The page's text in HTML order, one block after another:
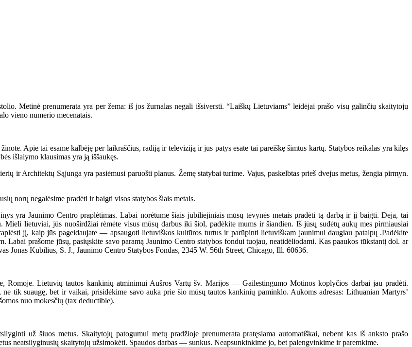
Metinė prenumerata yra per žema: iš jos žurnalas negali išsiversti. “Laiškų Lietuviams” leidėjai prašo visų galinčių skaitytojų
vieno numerio mecenatais.
Apie tai esame kalbėję per laikraščius, radiją ir televiziją ir jūs patys esate tai pareiškę šimtus kartų. Statybos reikalas yra kilęs
išlaiymo klausimas yra ją iššaukęs.
ir Architektų Sąjunga yra pasiėmusi paruošti planus. Žemę statybai turime. Vajus, paskelbtas prieš dvejus metus, žengia pirmyn.
norų negalėsime pradėti ir baigti visos statybos šiais metais.
yra Jaunimo Centro praplėtimas. Labai norėtume šiais jubiliejiniais mūsų tėvynės metais pradėti tą darbą ir jį baigti. Deja, tai
lietuviai, jūs nuoširdžiai rėmėte visus mūsų darbus iki šiol, padėkite mums ir šiandien. Iš jūsų sudėtų aukų mes pirmiausiai
jį, kaip jūs pageidaujate — apsaugoti lietuviškos kultūros turtus ir parūpinti lietuviškam jaunimui daugiau patalpų .Padėkite
prašome jūsų, pasiųskite savo paramą Jaunimo Centro statybos fondui tuojau, neatidėliodami. Kas paaukos tūkstantį dol. ar
Jonas Kubilius, S. J., Jaunimo Centro Statybos Fondas, 2345 W. 56th Street, Chicago, Ill. 60636.
Romoje. Lietuvių tautos kankinių atminimui Aušros Vartų šv. Marijos — Gailestingumo Motinos koplyčios darbai jau pradėti.
tik suaugę, bet ir vaikai, prisidėkime savo auka prie šio mūsų tautos kankinių paminklo. Aukoms adresas: Lithuanian Martyrs’
nuo mokesčių (tax deductible).
už šiuos metus. Skaitytojų patogumui metų pradžioje prenumerata pratęsiama automatiškai, nebent kas iš anksto prašo
neatsilyginusių skaitytojų užsimokėti. Spaudos darbas — sunkus. Neapsunkinkime jo, bet palengvinkime ir paremkime.